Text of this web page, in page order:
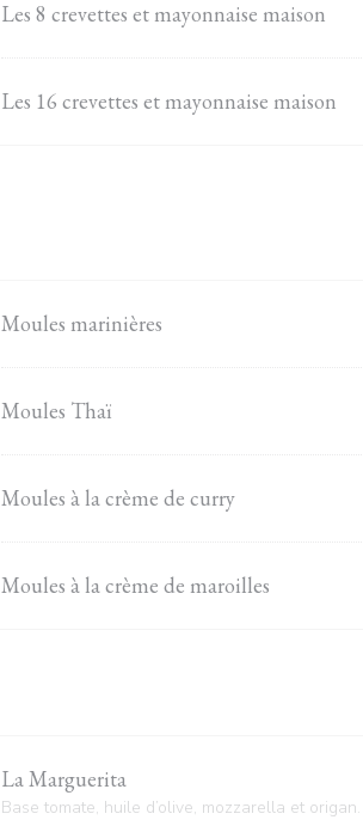
Les 8 crevettes et mayonnaise maison
Les 16 crevettes et mayonnaise maison
Moules marinières
Moules Thaï
Moules à la crème de curry
Moules à la crème de maroilles
La Marguerita
Base tomate, huile d’olive, mozzarella et origan.